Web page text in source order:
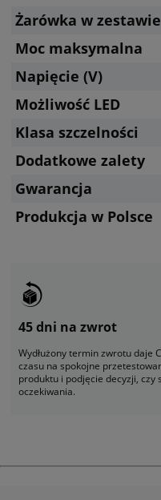
Żarówka w zestawie
Moc maksymalna
Napięcie (V)
Możliwość LED
Klasa szczelności
Dodatkowe zalety
Gwarancja
Produkcja w Polsce
45 dni na zwrot
Wydłużony termin zwrotu daje
czasu na spokojne
produktu i podjęcie decyzji, czy
oczekiwania.